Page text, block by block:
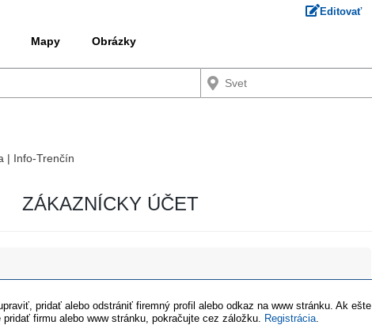
Editovať
Mapy Obrázky
| Info-Trenčín
ZÁKAZNÍCKY ÚČET
pridať alebo odstrániť firemný profil alebo odkaz na www stránku. Ak ešte
firmu alebo www stránku, pokračujte cez záložku.
Registrácia